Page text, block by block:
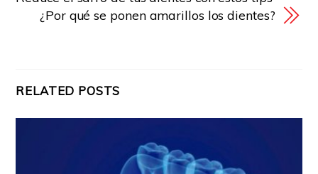
¿Por qué se ponen amarillos los dientes?
RELATED POSTS